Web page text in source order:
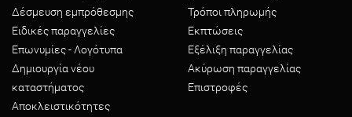
Δέσμευση εμπρόθεσμης
Ειδικές παραγγελίες
Επωνυμίες - Λογότυπα
Δημιουργία νέου
καταστήματος
Αποκλειστικότητες
Τρόποι πληρωμής
Εκπτώσεις
Εξέλιξη παραγγελίας
Ακύρωση παραγγελίας
Επιστροφές